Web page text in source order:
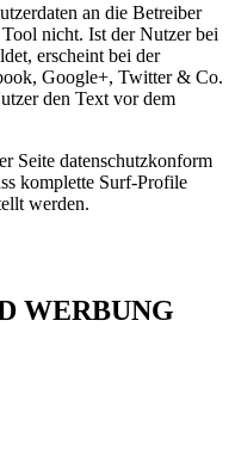
an die Betreiber
nicht. Ist der Nutzer bei
erscheint bei der
Google+, Twitter & Co.
den Text vor dem
Seite datenschutzkonform
komplette Surf-Profile
werden.
WERBUNG